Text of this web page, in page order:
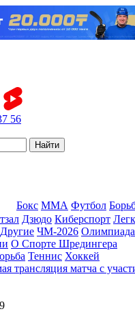
56
Найти
Бокс ММА Футбол
Дзюдо Киберспорт
Другие ЧМ-2026
О Спорте Шредингера
Теннис Хоккей
трансляция матча с